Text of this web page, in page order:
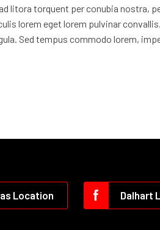
litora torquent per conubia nostra,
lorem eget lorem pulvinar
Sed tempus commodo lorem,
Location Dalhart